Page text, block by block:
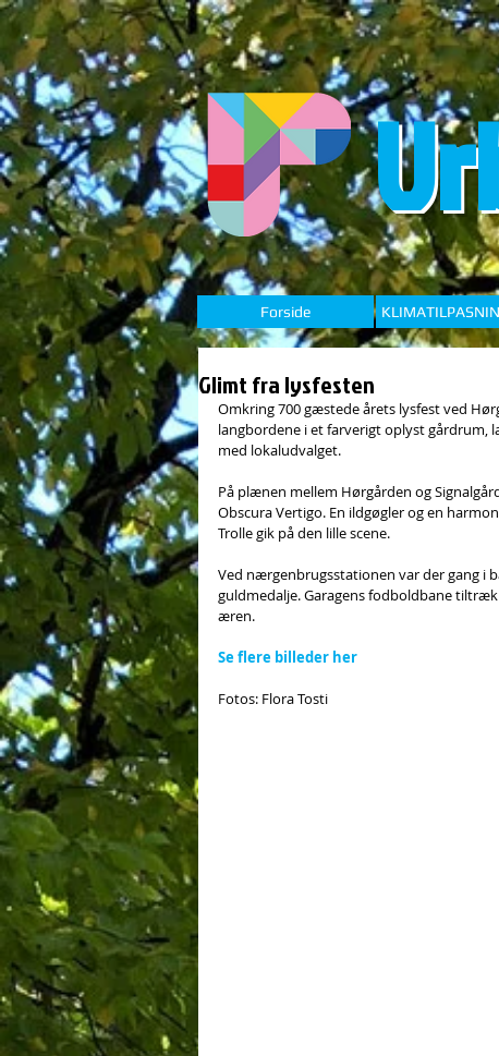
Forside
Glimt fra lysfesten
Omkring 700 gæstede årets lysfest ved
langbordene i et farverigt oplyst gårdrum,
med lokaludvalget.
På plænen mellem Hørgården og
Obscura Vertigo. En ildgøgler og en
Trolle gik på den lille scene.
Ved nærgenbrugsstationen var der gang i
guldmedalje. Garagens fodboldbane
æren.
Se flere billeder her
Fotos: Flora Tosti